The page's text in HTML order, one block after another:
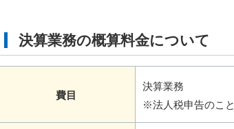
決算業務の概算料金について
費目
決算業務
※法人税申告のこと